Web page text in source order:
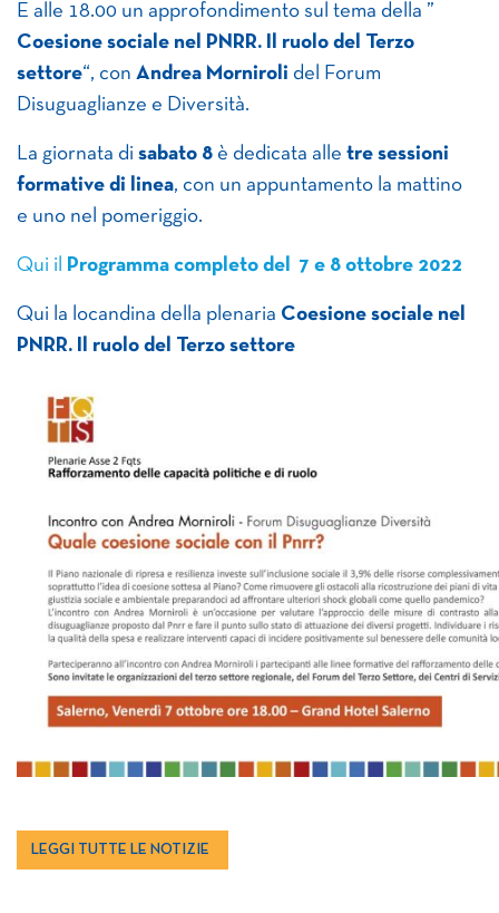
E alle 18.00 un approfondimento sul tema della ”
Coesione sociale nel PNRR. Il ruolo del Terzo
settore“, con Andrea Morniroli del Forum
Disuguaglianze e Diversità.
La giornata di sabato 8 è dedicata alle tre sessioni
formative di linea, con un appuntamento la mattino
e uno nel pomeriggio.
Qui il Programma completo del 7 e 8 ottobre 2022
Qui la locandina della plenaria Coesione sociale nel
PNRR. Il ruolo del Terzo settore
LEGGI TUTTE LE NOTIZIE